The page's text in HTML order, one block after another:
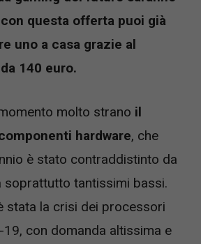
questa offerta puoi già
uno a casa grazie al
140 euro.
molto strano il
hardware, che
è stato contraddistinto da
soprattutto tantissimi bassi.
stata la crisi dei processori
19, con domanda altissima e